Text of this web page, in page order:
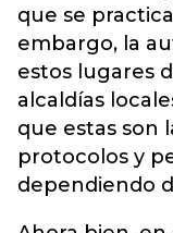
que se
embargo, la
estos lugares
alcaldías
que estas son
protocolos y
dependiendo